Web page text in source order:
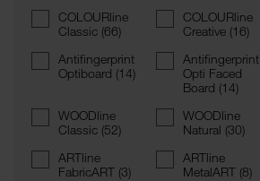
COLOURline
Classic (66)
COLOURline
Creative (16)
Antifingerprint
Optiboard (14)
Antifingerprint
Opti Faced
Board (14)
WOODline
Classic (52)
WOODline
Natural (30)
ARTline
FabricART (3)
ARTline
MetalART (8)